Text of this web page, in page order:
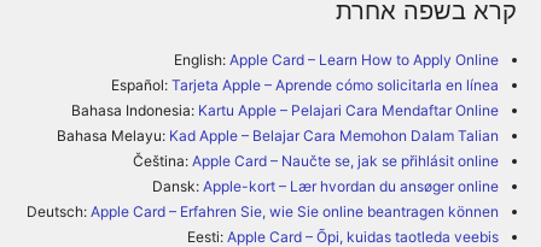
קרא בשפה אחרת
English: Apple Card – Learn How to Apply Online
Español: Tarjeta Apple – Aprende cómo solicitarla en línea
Bahasa Indonesia: Kartu Apple – Pelajari Cara Mendaftar Online
Bahasa Melayu: Kad Apple – Belajar Cara Memohon Dalam Talian
Čeština: Apple Card – Naučte se, jak se přihlásit online
Dansk: Apple-kort – Lær hvordan du ansøger online
Deutsch: Apple Card – Erfahren Sie, wie Sie online beantragen können
Eesti: Apple Card – Õpi, kuidas taotleda veebis